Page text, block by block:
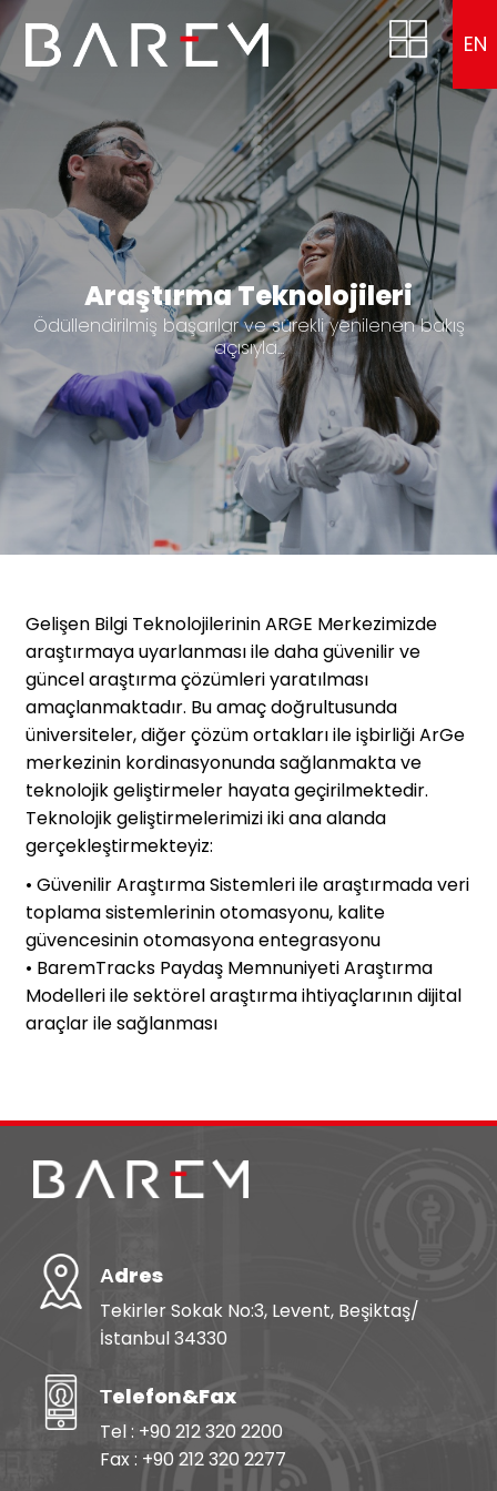
EN
Araştırma Teknolojileri
Ödüllendirilmiş başarılar ve sürekli yenilenen bakış
açısıyla...
Gelişen Bilgi Teknolojilerinin ARGE Merkezimizde
araştırmaya uyarlanması ile daha güvenilir ve
güncel araştırma çözümleri yaratılması
amaçlanmaktadır. Bu amaç doğrultusunda
üniversiteler, diğer çözüm ortakları ile işbirliği ArGe
merkezinin kordinasyonunda sağlanmakta ve
teknolojik geliştirmeler hayata geçirilmektedir.
Teknolojik geliştirmelerimizi iki ana alanda
gerçekleştirmekteyiz:
• Güvenilir Araştırma Sistemleri ile araştırmada veri
toplama sistemlerinin otomasyonu, kalite
güvencesinin otomasyona entegrasyonu
• BaremTracks Paydaş Memnuniyeti Araştırma
Modelleri ile sektörel araştırma ihtiyaçlarının dijital
araçlar ile sağlanması
Аdres
Tekirler Sokak No:3, Levent, Beşiktaş/
İstanbul 34330
Тelefon&Fax
Tel : +90 212 320 2200
Fax : +90 212 320 2277